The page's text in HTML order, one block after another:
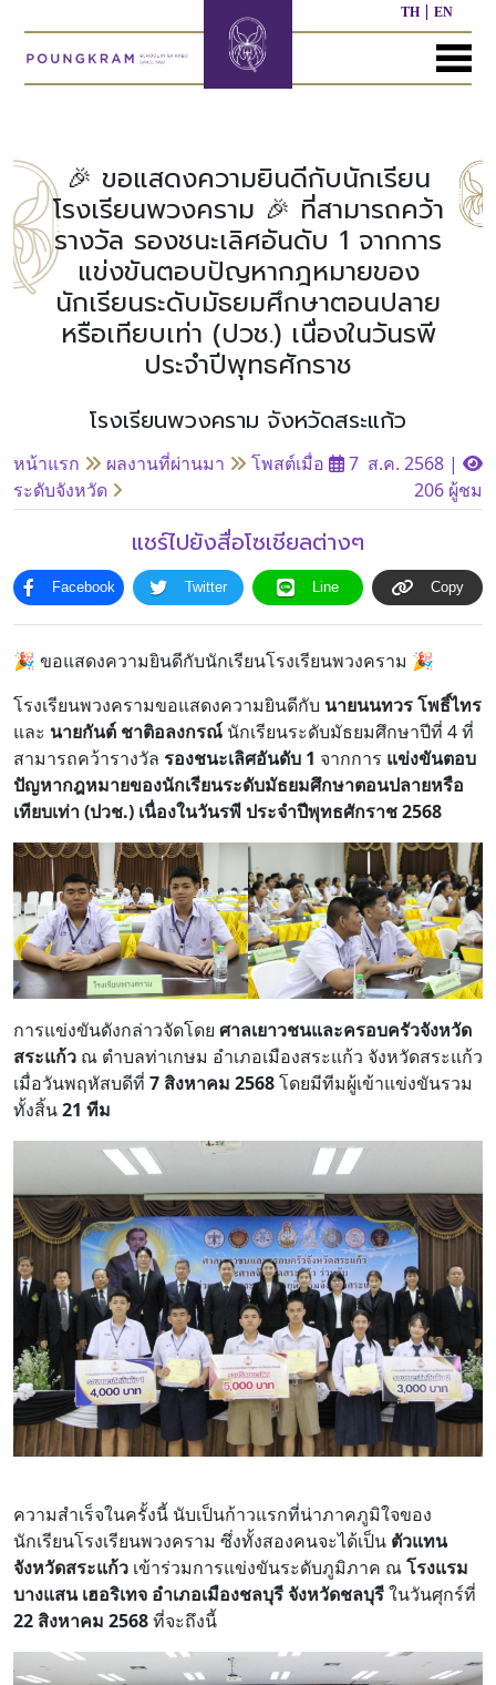
TH EN
MENU
แรก
กับ
ประวัติ
โรงเรียน
บริหาร/
กิจ
ของ
เรา
และ
ภารกิจ
หลักสูตร
ก่อน
วัย
เรียน
หลักสูตร
อนุบาล
ศึกษา
หลักสูตร
มัธยมศึกษา
ผล
งาน
ที่
ผ่าน
มา
กิจกรรม
อื่นๆ
เรา 🎉 ขอแสดงความยินดีกับนักเรียน
โรงเรียนพวงคราม 🎉 ที่สามารถคว้า
รางวัล รองชนะเลิศอันดับ 1 จากการ
แข่งขันตอบปัญหากฎหมายของ
นักเรียนระดับมัธยมศึกษาตอนปลาย
หรือเทียบเท่า (ปวช.) เนื่องในวันรพี
ประจำปีพุทธศักราช
โรงเรียนพวงคราม จังหวัดสระแก้ว
หน้าแรก
ผลงานที่ผ่านมา
ระดับจังหวัด
โพสต์เมื่อ 7 ส.ค. 2568 |
206 ผู้ชม
แชร์ไปยังสื่อโซเชียลต่างๆ
Facebook Twitter Line Copy
🎉 ขอแสดงความยินดีกับนักเรียนโรงเรียนพวงคราม 🎉
โรงเรียนพวงครามขอแสดงความยินดีกับ นายนนทวร โพธิ์ไทร
และ นายกันต์ ชาติอลงกรณ์ นักเรียนระดับมัธยมศึกษาปีที่ 4 ที่
สามารถคว้ารางวัล รองชนะเลิศอันดับ 1 จากการ แข่งขันตอบ
ปัญหากฎหมายของนักเรียนระดับมัธยมศึกษาตอนปลายหรือ
เทียบเท่า (ปวช.) เนื่องในวันรพี ประจำปีพุทธศักราช 2568
การแข่งขันดังกล่าวจัดโดย ศาลเยาวชนและครอบครัวจังหวัด
สระแก้ว ณ ตำบลท่าเกษม อำเภอเมืองสระแก้ว จังหวัดสระแก้ว
เมื่อวันพฤหัสบดีที่ 7 สิงหาคม 2568โดยมีทีมผู้เข้าแข่งขันรวม
ทั้งสิ้น21 ทีม
ความสำเร็จในครั้งนี้ นับเป็นก้าวแรกที่น่าภาคภูมิใจของ
นักเรียนโรงเรียนพวงคราม ซึ่งทั้งสองคนจะได้เป็น ตัวแทน
จังหวัดสระแก้ว เข้าร่วมการแข่งขันระดับภูมิภาค ณโรงแรม
บางแสน เฮอริเทจ อำเภอเมืองชลบุรี จังหวัดชลบุรีในวันศุกร์ที่
22 สิงหาคม 2568ที่จะถึงนี้